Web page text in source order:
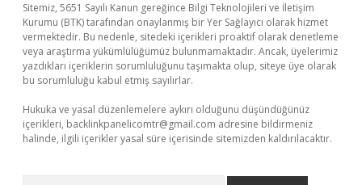
Sitemiz, 5651 Sayılı Kanun gereğince Bilgi Teknolojileri ve İletişim
Kurumu (BTK) tarafından onaylanmış bir Yer Sağlayıcı olarak hizmet
vermektedir. Bu nedenle, sitedeki içerikleri proaktif olarak denetleme
veya araştırma yükümlülüğümüz bulunmamaktadır. Ancak, üyelerimiz
yazdıkları içeriklerin sorumluluğunu taşımakta olup, siteye üye olarak
bu sorumluluğu kabul etmiş sayılırlar.
Hukuka ve yasal düzenlemelere aykırı olduğunu düşündüğünüz
içerikleri, backlinkpanelicomtr@gmail.com adresine bildirmeniz
halinde, ilgili içerikler yasal süre içerisinde sitemizden kaldırılacaktır.